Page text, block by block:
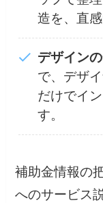
造を、直
デザイン
で、デザ
だけでイ
す。
補助金情報の
へのサービス